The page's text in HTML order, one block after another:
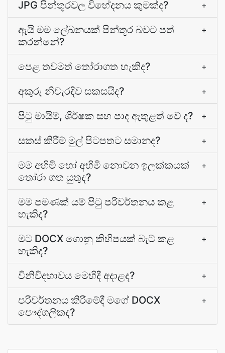
JPG පින්තූරවල විභේදනය කුමක්ද? +
ඇයි මම ලේඛනයක් පින්තූර බවට පත්
කරන්නේ?
+
පෙළ තවමත් තෝරාගත හැකිද? +
අකුරු නිවැරදිව සකසයිද? +
පිටු මායිම්, ශීර්ෂක සහ පාද ඇතුළත් වේ ද? +
සකස් කිරීම් මුල් පිටපතට සමානද? +
මම අහිමි හෝ අහිමි නොවන ඉලක්කයක්
තෝරා ගත යුතුද?
+
මම පමණක් යම් පිටු පරිවර්තනය කළ
හැකිද?
+
මට DOCX ගොනු කිහිපයක් බැට් කළ
හැකිද?
+
විනිවිදභාවය මෙහිදී අදාළද? +
පරිවර්තනය කිරීමේදී මගේ DOCX
පෞද්ගලිකද?
+